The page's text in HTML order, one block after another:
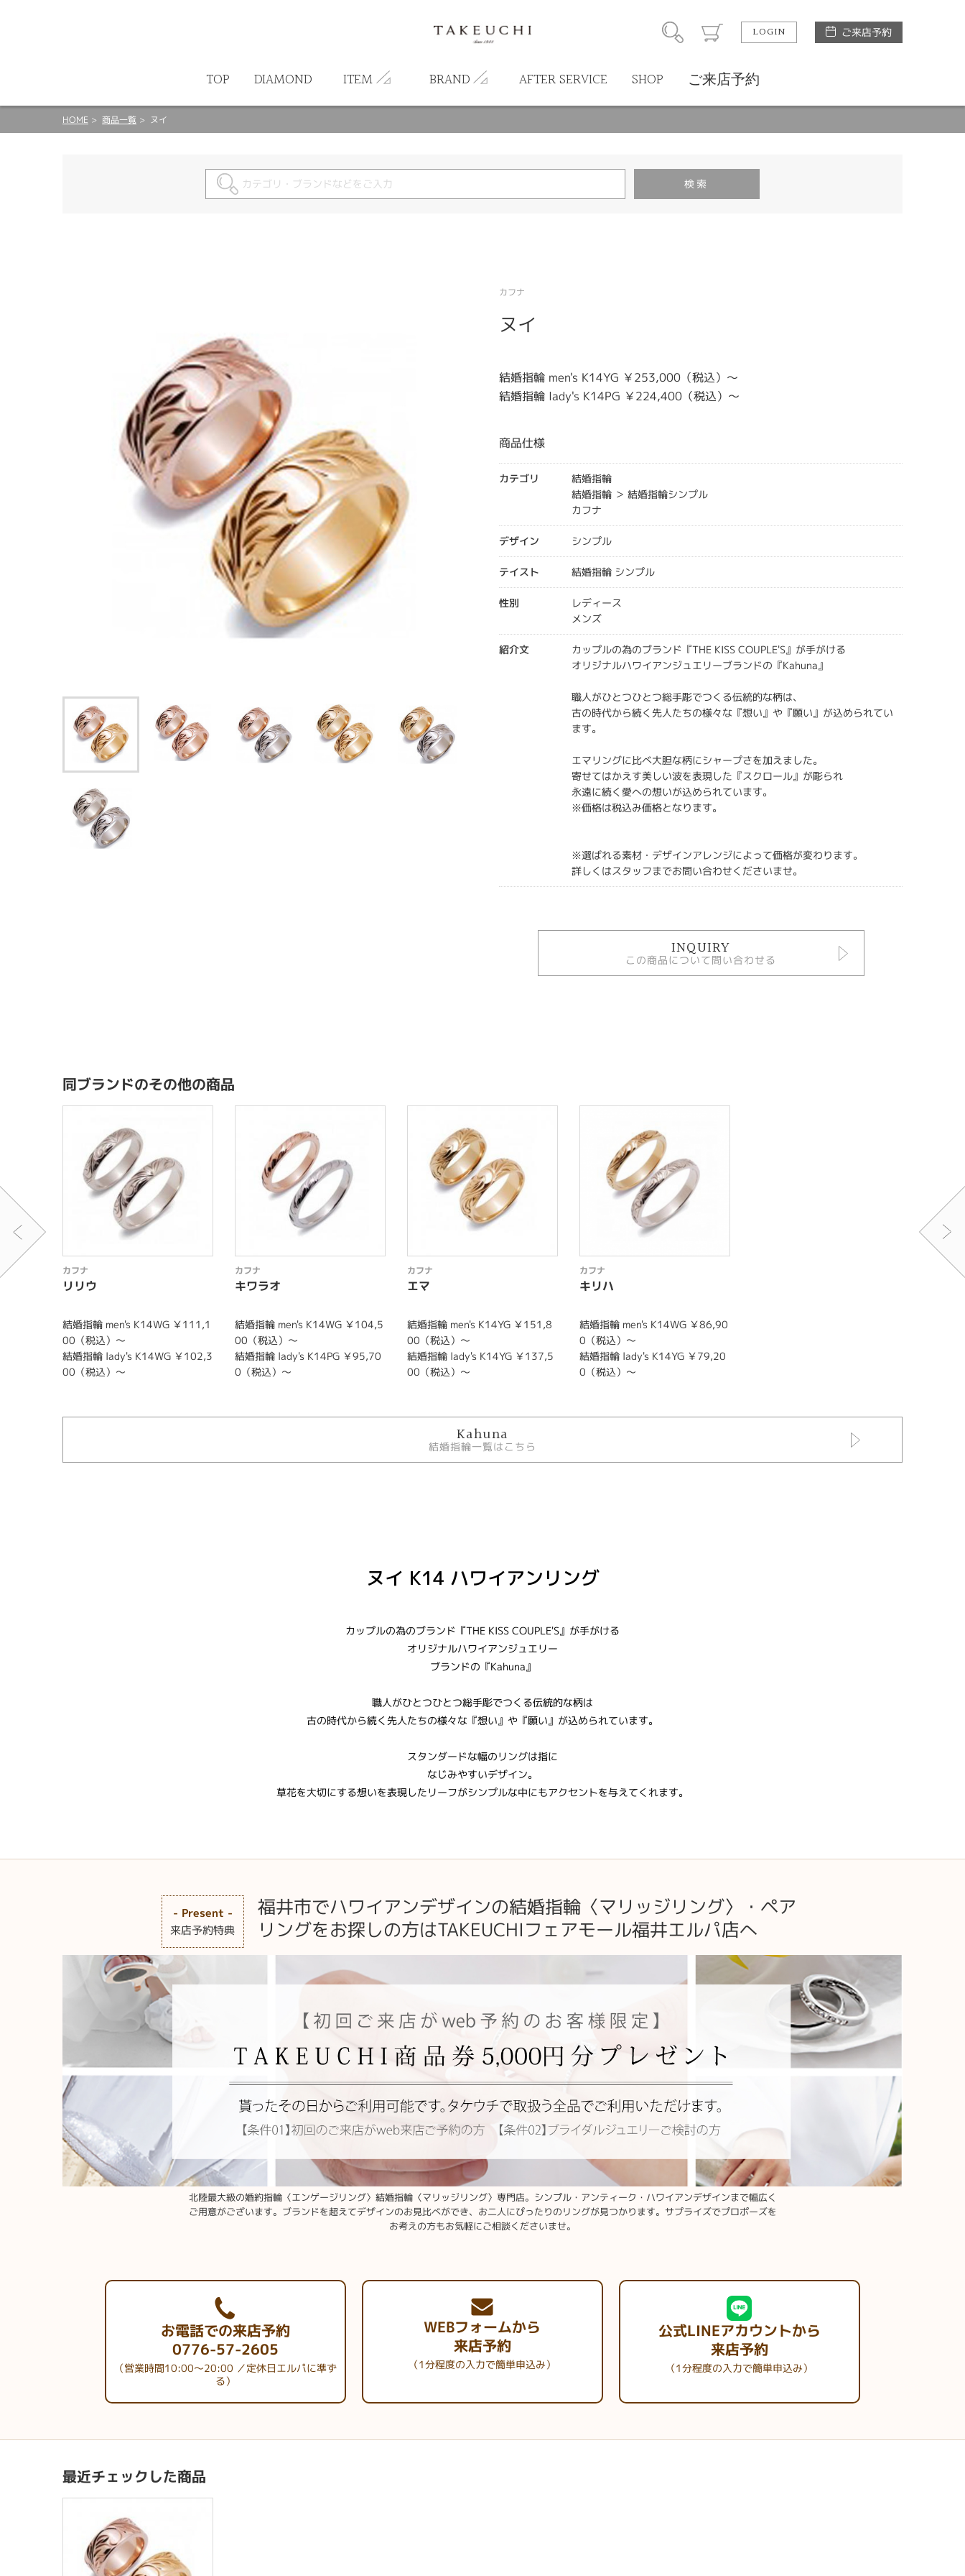
LOGIN ご来店予約
TOP DIAMOND ITEM BRAND AFTER SERVICE SHOP ご来店予約
HOME 商品一覧 ヌイ
カフナ
ヌイ
結婚指輪 men's K14YG ￥253,000（税込）～
結婚指輪 lady's K14PG ￥224,400（税込）～
商品仕様
カテゴリ
結婚指輪
結婚指輪 ＞ 結婚指輪シンプル
カフナ
デザイン シンプル
テイスト 結婚指輪 シンプル
性別
レディース
メンズ
紹介文
カップルの為のブランド『THE KISS COUPLE'S』が手がける
オリジナルハワイアンジュエリーブランドの『Kahuna』
職人がひとつひとつ総手彫でつくる伝統的な柄は、
古の時代から続く先人たちの様々な『想い』や『願い』が込められてい
ます。
エマリングに比べ大胆な柄にシャープさを加えました。
寄せてはかえす美しい波を表現した『スクロール』が彫られ
永遠に続く愛への想いが込められています。
※価格は税込み価格となります。
※選ばれる素材・デザインアレンジによって価格が変わります。
詳しくはスタッフまでお問い合わせくださいませ。
INQUIRY
この商品について問い合わせる
同ブランドのその他の商品
カフナ
リリウ
結婚指輪 men's K14WG ￥111,1
00（税込）～
結婚指輪 lady's K14WG ￥102,3
00（税込）～
カフナ
キワラオ
結婚指輪 men's K14WG ￥104,5
00（税込）～
結婚指輪 lady's K14PG ￥95,70
0（税込）～
カフナ
エマ
結婚指輪 men's K14YG ￥151,8
00（税込）～
結婚指輪 lady's K14YG ￥137,5
00（税込）～
カフナ
キリハ
結婚指輪 men's K14WG ￥86,90
0（税込）～
結婚指輪 lady's K14YG ￥79,20
0（税込）～
Kahuna
結婚指輪一覧はこちら
ヌイ K14 ハワイアンリング
カップルの為のブランド『THE KISS COUPLE'S』が手がける
オリジナルハワイアンジュエリー
ブランドの『Kahuna』
職人がひとつひとつ総手彫でつくる伝統的な柄は
古の時代から続く先人たちの様々な『想い』や『願い』が込められています。
スタンダードな幅のリングは指に
なじみやすいデザイン。
草花を大切にする想いを表現したリーフがシンプルな中にもアクセントを与えてくれます。
- Present -
来店予約特典
福井市でハワイアンデザインの結婚指輪〈マリッジリング〉・ペア
リングをお探しの方はTAKEUCHIフェアモール福井エルパ店へ
北陸最大級の婚約指輪〈エンゲージリング〉結婚指輪〈マリッジリング〉専門店。シンプル・アンティーク・ハワイアンデザインまで幅広く
ご用意がございます。ブランドを超えてデザインのお見比べができ、お二人にぴったりのリングが見つかります。サプライズでプロポーズを
お考えの方もお気軽にご相談くださいませ。
お電話での来店予約
0776-57-2605
（営業時間10:00～20:00 ／定休日エルパに準ず
る）
WEBフォームから
来店予約
（1分程度の入力で簡単申込み）
公式LINEアカウントから
来店予約
（1分程度の入力で簡単申込み）
最近チェックした商品